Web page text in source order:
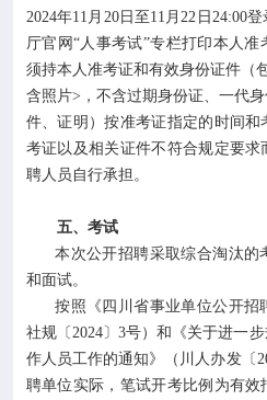
2024年11月20日至11月22日24:00
厅官网“人事考试”专栏打印本人
须持本人准考证和有效身份证件（
含照片>，不含过期身份证、一代
件、证明）按准考证指定的时间
考证以及相关证件不符合规定要
聘人员自行承担。
五、考试
本次公开招聘采取综合淘汰的
和面试。
按照《四川省事业单位公开招
社规〔2024〕3号）和《关于进一
作人员工作的通知》（川人办发〔
聘单位实际，笔试开考比例为有效